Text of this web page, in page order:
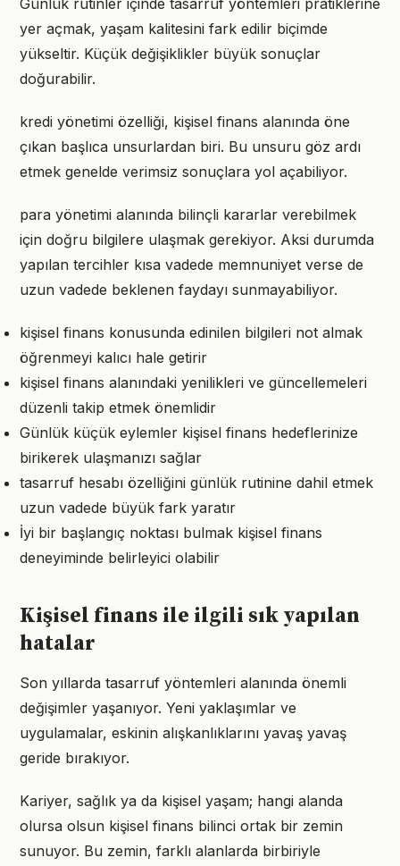
Günlük rutinler içinde tasarruf yöntemleri pratiklerine
yer açmak, yaşam kalitesini fark edilir biçimde
yükseltir. Küçük değişiklikler büyük sonuçlar
doğurabilir.
kredi yönetimi özelliği, kişisel finans alanında öne
çıkan başlıca unsurlardan biri. Bu unsuru göz ardı
etmek genelde verimsiz sonuçlara yol açabiliyor.
para yönetimi alanında bilinçli kararlar verebilmek
için doğru bilgilere ulaşmak gerekiyor. Aksi durumda
yapılan tercihler kısa vadede memnuniyet verse de
uzun vadede beklenen faydayı sunmayabiliyor.
kişisel finans konusunda edinilen bilgileri not almak
öğrenmeyi kalıcı hale getirir
kişisel finans alanındaki yenilikleri ve güncellemeleri
düzenli takip etmek önemlidir
Günlük küçük eylemler kişisel finans hedeflerinize
birikerek ulaşmanızı sağlar
tasarruf hesabı özelliğini günlük rutinine dahil etmek
uzun vadede büyük fark yaratır
İyi bir başlangıç noktası bulmak kişisel finans
deneyiminde belirleyici olabilir
Kişisel finans ile ilgili sık yapılan
hatalar
Son yıllarda tasarruf yöntemleri alanında önemli
değişimler yaşanıyor. Yeni yaklaşımlar ve
uygulamalar, eskinin alışkanlıklarını yavaş yavaş
geride bırakıyor.
Kariyer, sağlık ya da kişisel yaşam; hangi alanda
olursa olsun kişisel finans bilinci ortak bir zemin
sunuyor. Bu zemin, farklı alanlarda birbiriyle